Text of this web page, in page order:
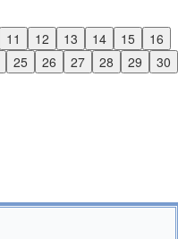
11 12 13 14 15
16
25 26 27 28 29
30